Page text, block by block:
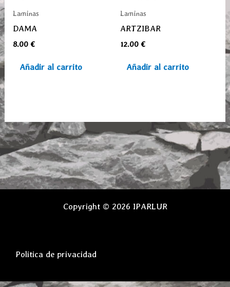
Laminas
DAMA
8.00 €
Añadir al carrito
Laminas
ARTZIBAR
12.00 €
Añadir al carrito
Copyright © 2026 IPARLUR
Politica de privacidad